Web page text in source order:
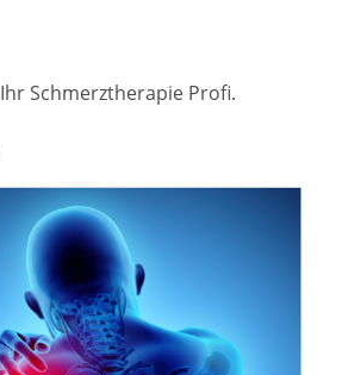
Ihr Schmerztherapie Profi.